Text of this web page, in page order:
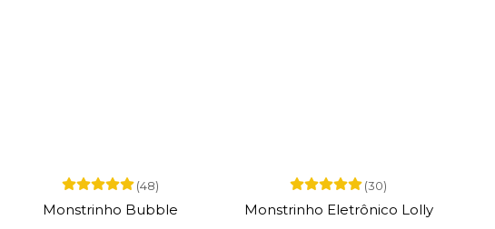
(48)
Monstrinho Bubble
(30)
Monstrinho Eletrônico Lolly